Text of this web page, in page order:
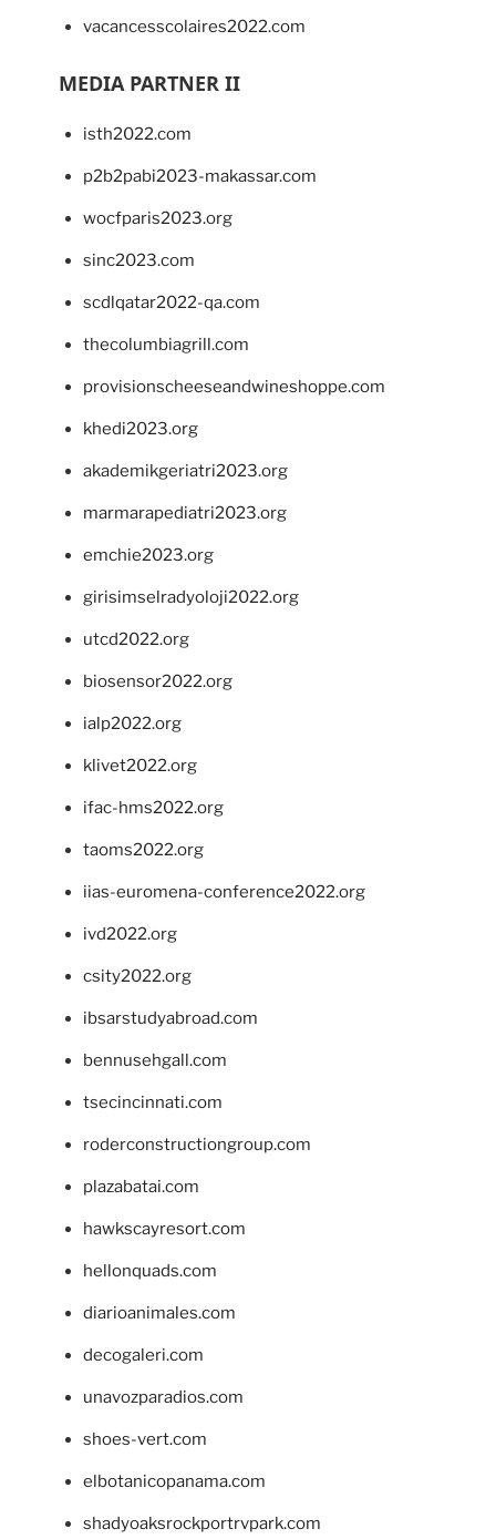
vacancesscolaires2022.com
MEDIA PARTNER II
isth2022.com
p2b2pabi2023-makassar.com
wocfparis2023.org
sinc2023.com
scdlqatar2022-qa.com
thecolumbiagrill.com
provisionscheeseandwineshoppe.com
khedi2023.org
akademikgeriatri2023.org
marmarapediatri2023.org
emchie2023.org
girisimselradyoloji2022.org
utcd2022.org
biosensor2022.org
ialp2022.org
klivet2022.org
ifac-hms2022.org
taoms2022.org
iias-euromena-conference2022.org
ivd2022.org
csity2022.org
ibsarstudyabroad.com
bennusehgall.com
tsecincinnati.com
roderconstructiongroup.com
plazabatai.com
hawkscayresort.com
hellonquads.com
diarioanimales.com
decogaleri.com
unavozparadios.com
shoes-vert.com
elbotanicopanama.com
shadyoaksrockportrvpark.com